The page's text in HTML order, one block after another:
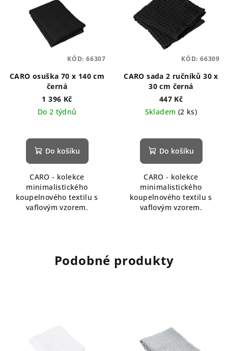
CARO osuška 70 x 140 cm
černá
1 396 Kč
Do 2 týdnů
Do košíku
CARO - kolekce
minimalistického
koupelnového textilu s
vaflovým vzorem.
KÓD: 66307
CARO sada 2 ručníků 30 x
30 cm černá
447 Kč
Skladem (2 ks)
Do košíku
CARO - kolekce
minimalistického
koupelnového textilu s
vaflovým vzorem.
KÓD: 66309
Podobné produkty